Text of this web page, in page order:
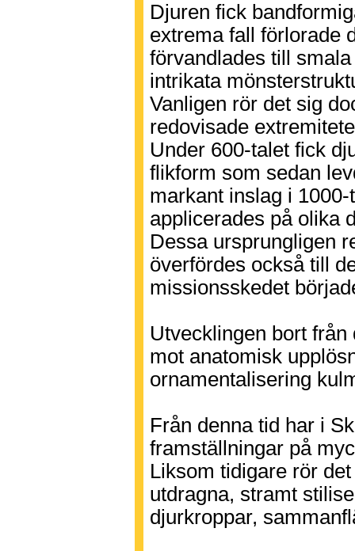
Djuren fick
extrema fall förlorade
förvandlades till
intrikata
Vanligen rör det sig
redovisade
Under 600-talet fick
flikform som sedan
markant inslag i
applicerades på olika
Dessa ursprungligen
överfördes också till
missionsskedet
Utvecklingen bort
mot anatomisk
ornamentalisering
Från denna tid har i
framställningar på
Liksom tidigare rör
utdragna, stramt
djurkroppar,